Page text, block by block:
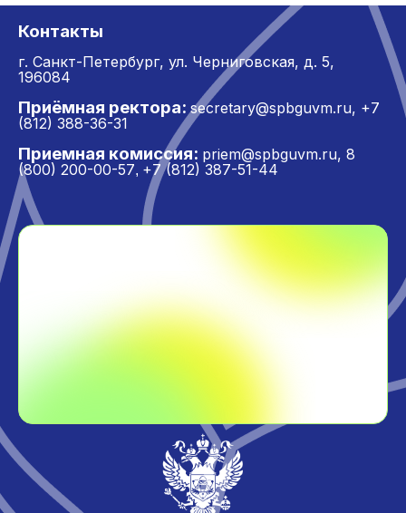
Контакты
г. Санкт-Петербург, ул. Черниговская, д. 5,
196084
Приёмная ректора: secretary@spbguvm.ru, +7
(812) 388-36-31
Приемная комиссия: priem@spbguvm.ru, 8
(800) 200-00-57, +7 (812) 387-51-44